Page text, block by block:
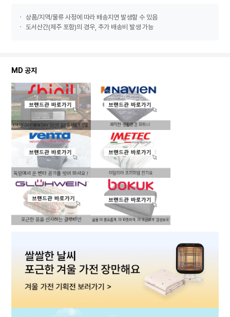
상품/지역/물류 사정에 따라 배송지연 발생할 수 있음
도서산간(제주 포함)의 경우, 추가 배송비 발생 가능
MD 공지